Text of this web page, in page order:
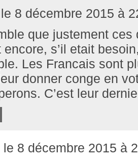
8 décembre 2015 à
que justement
encore, s’il etait
Les Francais sont
donner conge en
C’est leur
le 8 décembre 2015 à